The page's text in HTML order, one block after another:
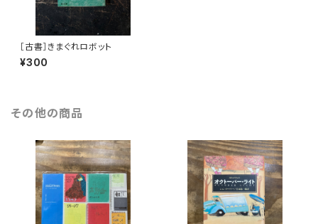
［古書］きまぐれロボット
¥300
その他の商品